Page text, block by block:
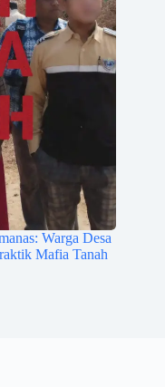
Warga Desa
Mafia Tanah